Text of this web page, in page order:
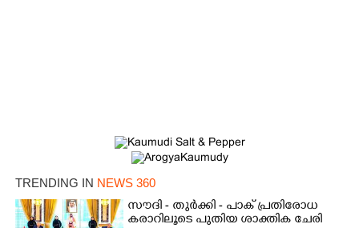
TRENDING IN NEWS 360
സൗദി - തുർക്കി - പാക് പ്രതിരോധ
കരാറിലൂടെ പുതിയ ശാക്തിക ചേരി